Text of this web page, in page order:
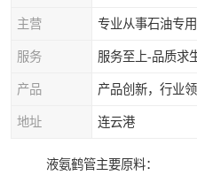
主营 专业从事石油专
服务 服务至上-品质求
产品 产品创新，行业
地址 连云港
液氨鹤管主要原料：